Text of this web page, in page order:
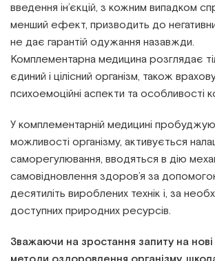
введення ін’єкцій, з кожним випадком
менший ефект, призводить до
не дає гарантій одужання назавжди.
Комплементарна медицина розглядає
єдиний і цілісний організм, також
психоемоційні аспекти та особливості
У комплементарній медицині
можливості організму, активується
саморегулювання, вводяться в дію
самовідновлення здоров’я за
десятиліть вироблених технік і, за
доступних природних ресурсів.
Зважаючи на зростання запиту на